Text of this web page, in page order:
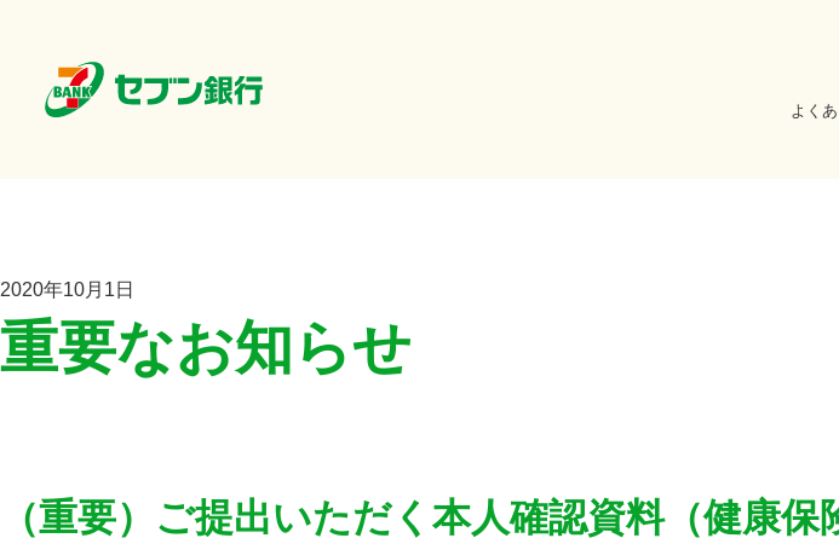
よく
2020年10月1日
重要なお知らせ
（重要）ご提出いただく本人確認資料（健康